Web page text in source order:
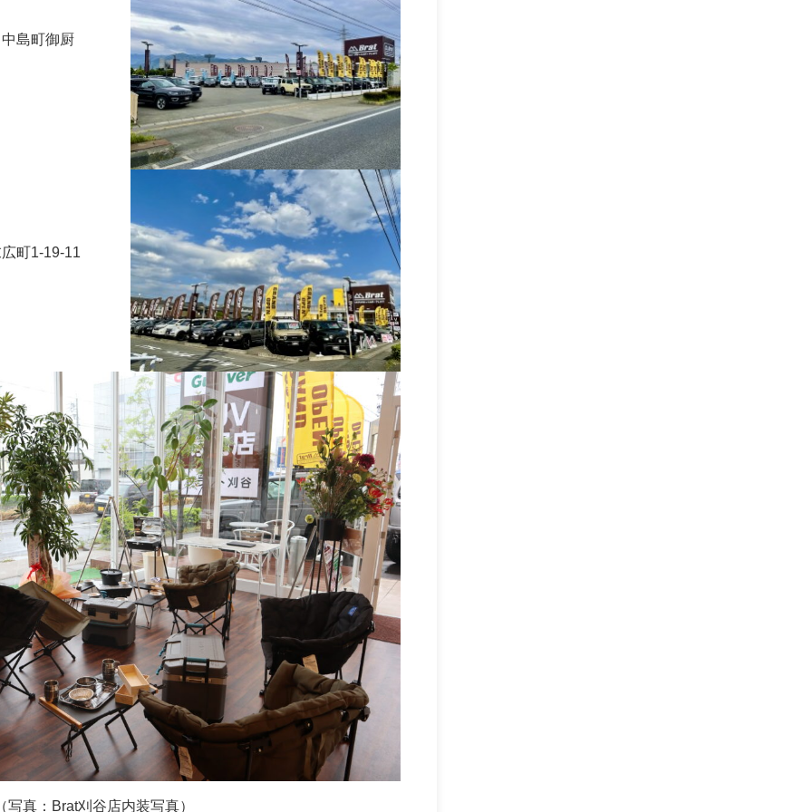
島町御厨
町1-19-11
写真：Brat刈谷店内装写真）